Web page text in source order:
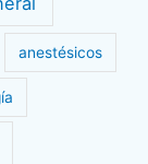
anestésicos